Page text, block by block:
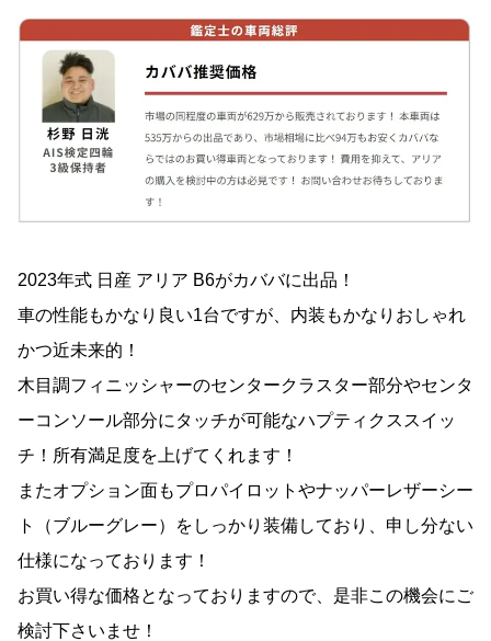
2023年式 日産 アリア B6がカババに出品！
車の性能もかなり良い1台ですが、内装もかなりおしゃれ
かつ近未来的！
木目調フィニッシャーのセンタークラスター部分やセンタ
ーコンソール部分にタッチが可能なハプティクススイッ
チ！所有満足度を上げてくれます！
またオプション面もプロパイロットやナッパーレザーシー
ト（ブルーグレー）をしっかり装備しており、申し分ない
仕様になっております！
お買い得な価格となっておりますので、是非この機会にご
検討下さいませ！